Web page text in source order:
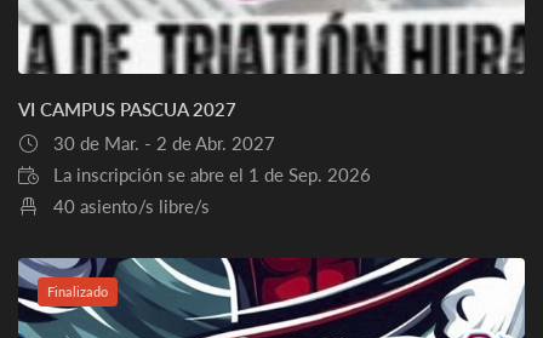
VI CAMPUS PASCUA 2027
30 de Mar. - 2 de Abr. 2027
La inscripción se abre el 1 de Sep. 2026
40 asiento/s libre/s
Finalizado